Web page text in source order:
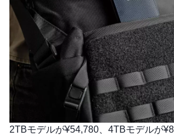
2TBモデルが¥54,780、4TBモデルが